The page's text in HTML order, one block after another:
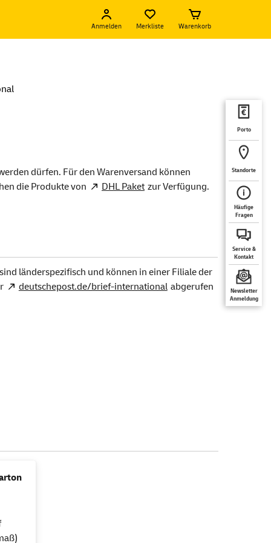
Anmelden Merkliste Warenkorb
Porto
Standorte
Häufige
Fragen
Service &
Kontakt
Newsletter
Anmeldung
dürfen. Für den Warenversand können
die Produkte von
DHL Paket zur Verfügung.
länderspezifisch und können in einer Filiale der
deutschepost.de/brief-international abgerufen